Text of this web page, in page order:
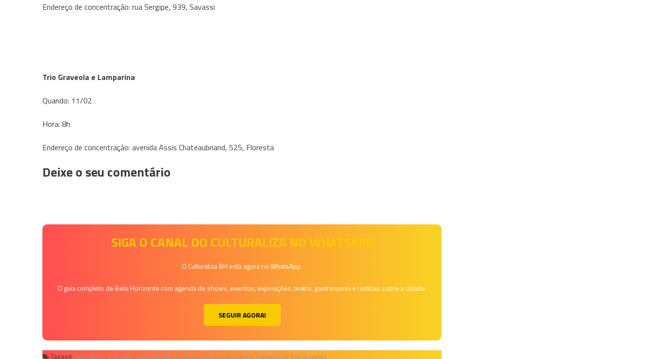
Endereço de concentração: rua Sergipe, 939, Savassi
Trio Graveola e Lamparina
Quando: 11/02
Hora: 8h
Endereço de concentração: avenida Assis Chateaubriand, 525, Floresta
Deixe o seu comentário
SIGA O CANAL DO CULTURALIZA NO WHATSAPP
O Culturaliza BH está agora no WhatsApp.
O guia completo de Belo Horizonte com agenda de shows, eventos, exposições, teatro, gastronomia e notícias sobre a cidade.
SEGUIR AGORA!
Tagged Cabrobloco, Carnaval, culturalizabh, DJ KVSH, Lagum, Lamparina, Tianastácia, Trio Graveola